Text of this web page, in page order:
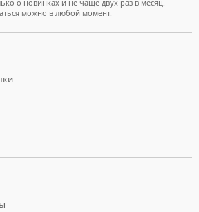
о новинках и не чаще двух раз в месяц.
можно в любой момент.